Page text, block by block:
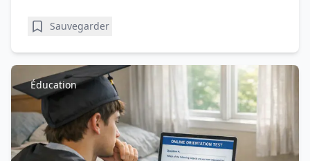
Sauvegarder
Éducation